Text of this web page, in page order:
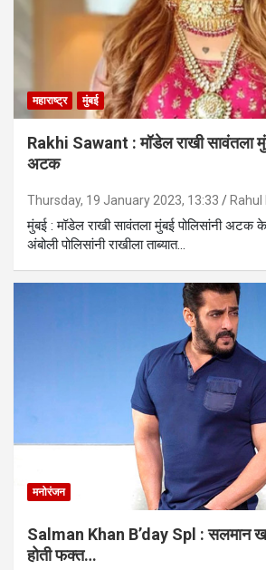
महाराष्ट्र मुंबई
Rakhi Sawant : मॉडेल राखी सावंतला
अटक
Thursday, 19 January 2023, 13:33
मुंबई : मॉडेल राखी सावंतला मुंबई पोलिसांनी अटक
अंबोली पोलिसांनी राखीला ताब्यात…
मनोरंजन
Salman Khan B’day Spl : सलमान
होती फक्त…